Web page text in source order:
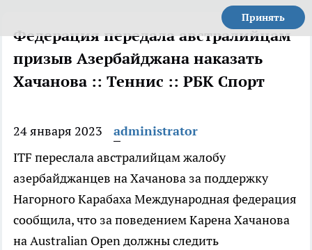
Принять
Федерация передала австралийцам
призыв Азербайджана наказать
Хачанова :: Теннис :: РБК Спорт
24 января 2023
administrator
ITF переслала австралийцам жалобу
азербайджанцев на Хачанова за поддержку
Нагорного КарабахаМеждународная федерация
сообщила, что за поведением Карена Хачанова
на Australian Open должны следить